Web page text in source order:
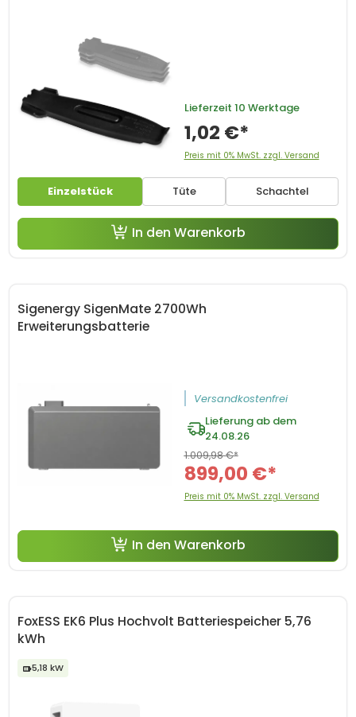
Einzelstück Tüte Schachtel
Lieferzeit 10 Werktage
1,02 €*
Preis mit 0% MwSt. zzgl. Versand
In den Warenkorb
Sigenergy SigenMate 2700Wh
Erweiterungsbatterie
Versandkostenfrei
Lieferung ab dem
24.08.26
899,00 €*
1.009,98 €*
Preis mit 0% MwSt. zzgl. Versand
In den Warenkorb
FoxESS EK6 Plus Hochvolt Batteriespeicher 5,76
kWh
5,18 kW